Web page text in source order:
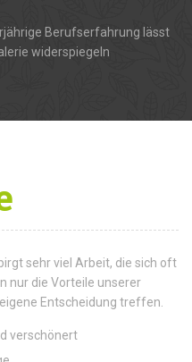
Berufserfahrung lässt
widerspiegeln
sehr viel Arbeit, die sich oft
nur die Vorteile unserer
Entscheidung treffen.
verschönert